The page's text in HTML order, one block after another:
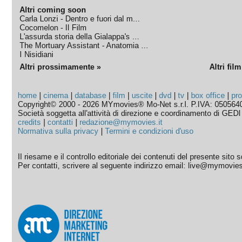
Altri coming soon
Carla Lonzi - Dentro e fuori dal m...
Cocomelon - Il Film
L'assurda storia della Gialappa's ...
The Mortuary Assistant - Anatomia ...
I Nisidiani
Altri prossimamente » Altri film
home |cinema|database |film |uscite |dvd |tv box office
Copyright© 2000 - 2026 MYmovies® Mo-Net s.r.l. P.IVA:
Società soggetta all'attività di direzione e coordinamento di
credits |contatti
redazione@mymovies.it
Normativa sulla privacy |Termini e condizioni d'uso
Il riesame e il controllo editoriale dei contenuti del presente
Per contatti, scrivere al seguente indirizzo email: